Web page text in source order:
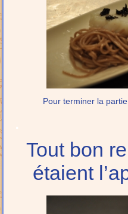
Pour terminer la
Tout bon
étaient